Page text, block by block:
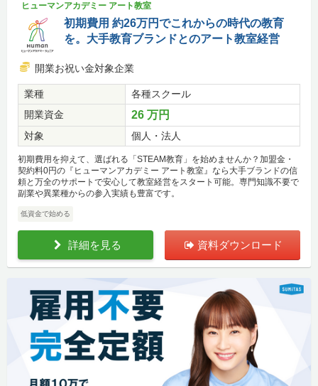
ヒューマンアカデミー アート教室
初期費用 約26万円でこれからの時代の教育
を。大手教育ブランドとのアート教室経営
開業お祝い金対象企業
業種
各種スクール
開業資金
26 万円
対象 個人・法人
初期費用を抑えて、選ばれる「STEAM教育」を始めませんか？加盟金・
契約料0円の『ヒューマンアカデミー アート教室』なら大手ブランドの信
頼と万全のサポートで安心して教室経営をスタート可能。専門知識不要で
副業や異業種からの参入実績も豊富です。
低資金で始める
詳細を見る 資料ダウンロード